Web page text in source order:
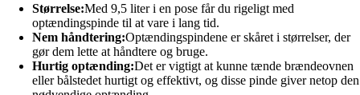
Størrelse:Med 9,5 liter i en pose får du rigeligt med
optændingspinde til at vare i lang tid.
Nem håndtering:Optændingspindene er skåret i størrelser, der
gør dem lette at håndtere og bruge.
Hurtig optænding:Det er vigtigt at kunne tænde brændeovnen
eller bålstedet hurtigt og effektivt, og disse pinde giver netop den